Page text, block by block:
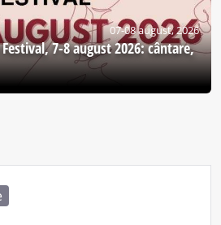
07-08 august, 2026
7-8 august 2026: cântare,